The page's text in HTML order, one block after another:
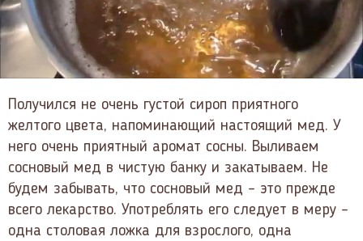
Получился не очень густой сироп приятного
желтого цвета, напоминающий настоящий мед. У
него очень приятный аромат сосны. Выливаем
сосновый мед в чистую банку и закатываем. Не
будем забывать, что сосновый мед – это прежде
всего лекарство. Употреблять его следует в меру –
одна столовая ложка для взрослого, одна